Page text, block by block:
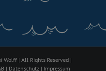
Wolff | All Rights Reserved |
| Datenschutz| Impressum